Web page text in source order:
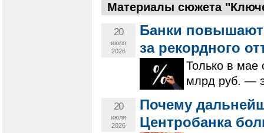
Материалы сюжета
20
июля
2026
Банки повышают
за рекордного
Только в мае
млрд руб. —
20
июля
2026
Почему
Центробанка